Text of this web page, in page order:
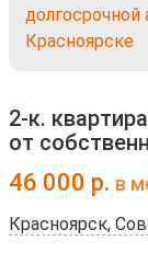
Красноярске
2-к. квартира
от
46 000 р. в
Красноярск,